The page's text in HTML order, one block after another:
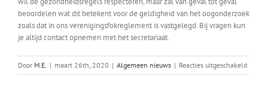
beoordelen wat dit betekent voor de geldigheid van het oogonderzoek
zoals dat in ons verenigingsfokreglement is vastgelegd. Bij vragen kun
je altijd contact opnemen met het secretariaat.
Door M.E. | maart 26th, 2020 | Algemeen nieuws | Reacties uitgeschakeldvoor
ECVO